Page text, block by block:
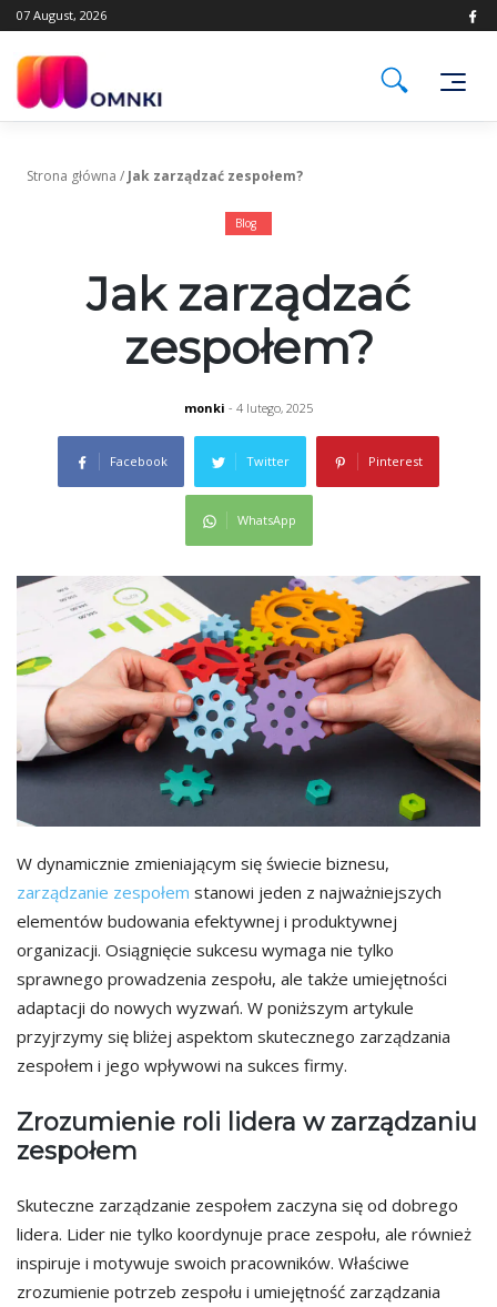
Skip
to
07 August, 2026
Strona główna / Jak zarządzać zespołem?
Blog
Jak zarządzać
zespołem?
monki - 4 lutego, 2025
Facebook Twitter Pinterest
WhatsApp
W dynamicznie zmieniającym się świecie biznesu,
zarządzanie zespołem stanowi jeden z najważniejszych
elementów budowania efektywnej i produktywnej
organizacji. Osiągnięcie sukcesu wymaga nie tylko
sprawnego prowadzenia zespołu, ale także umiejętności
adaptacji do nowych wyzwań. W poniższym artykule
przyjrzymy się bliżej aspektom skutecznego zarządzania
zespołem i jego wpływowi na sukces firmy.
Zrozumienie roli lidera w zarządzaniu
zespołem
Skuteczne zarządzanie zespołem zaczyna się od dobrego
lidera. Lider nie tylko koordynuje prace zespołu, ale również
inspiruje i motywuje swoich pracowników. Właściwe
zrozumienie potrzeb zespołu i umiejętność zarządzania